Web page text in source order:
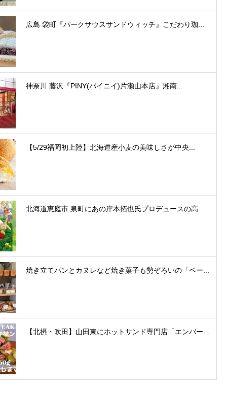
広島 袋町『パークサウスサンドウィッチ』こだわり珈...
神奈川 藤沢『PINY(パイニイ)片瀬山本店』湘南...
【5/29福岡初上陸】北海道産小麦の美味しさが中央...
北海道恵庭市 泉町にあの岸本拓也氏プロデュースの高...
焼き立てパンとカヌレなど焼き菓子も勢ぞろいの「ベー...
【北摂・吹田】山田東にホットサンド専門店「エンバー...